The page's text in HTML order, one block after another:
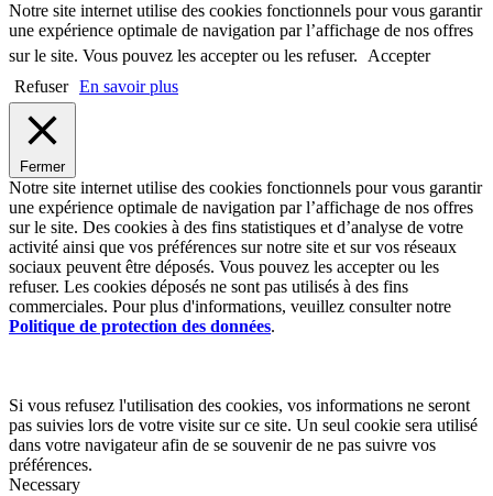
Notre site internet utilise des cookies fonctionnels pour vous garantir
une expérience optimale de navigation par l’affichage de nos offres
sur le site. Vous pouvez les accepter ou les refuser.
Accepter
Refuser En savoir plus
Fermer
Notre site internet utilise des cookies fonctionnels pour vous garantir
une expérience optimale de navigation par l’affichage de nos offres
sur le site. Des cookies à des fins statistiques et d’analyse de votre
activité ainsi que vos préférences sur notre site et sur vos réseaux
sociaux peuvent être déposés. Vous pouvez les accepter ou les
refuser. Les cookies déposés ne sont pas utilisés à des fins
commerciales. Pour plus d'informations, veuillez consulter notre
Politique de protection des données.
Si vous refusez l'utilisation des cookies, vos informations ne seront
pas suivies lors de votre visite sur ce site. Un seul cookie sera utilisé
dans votre navigateur afin de se souvenir de ne pas suivre vos
préférences.
Necessary